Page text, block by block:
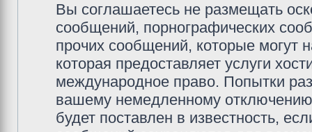
Вы соглашаетесь не размещать
сообщений, порнографических
прочих сообщений, которые могут
которая предоставляет услуги
международное право. Попытки
вашему немедленному
будет поставлен в известность,